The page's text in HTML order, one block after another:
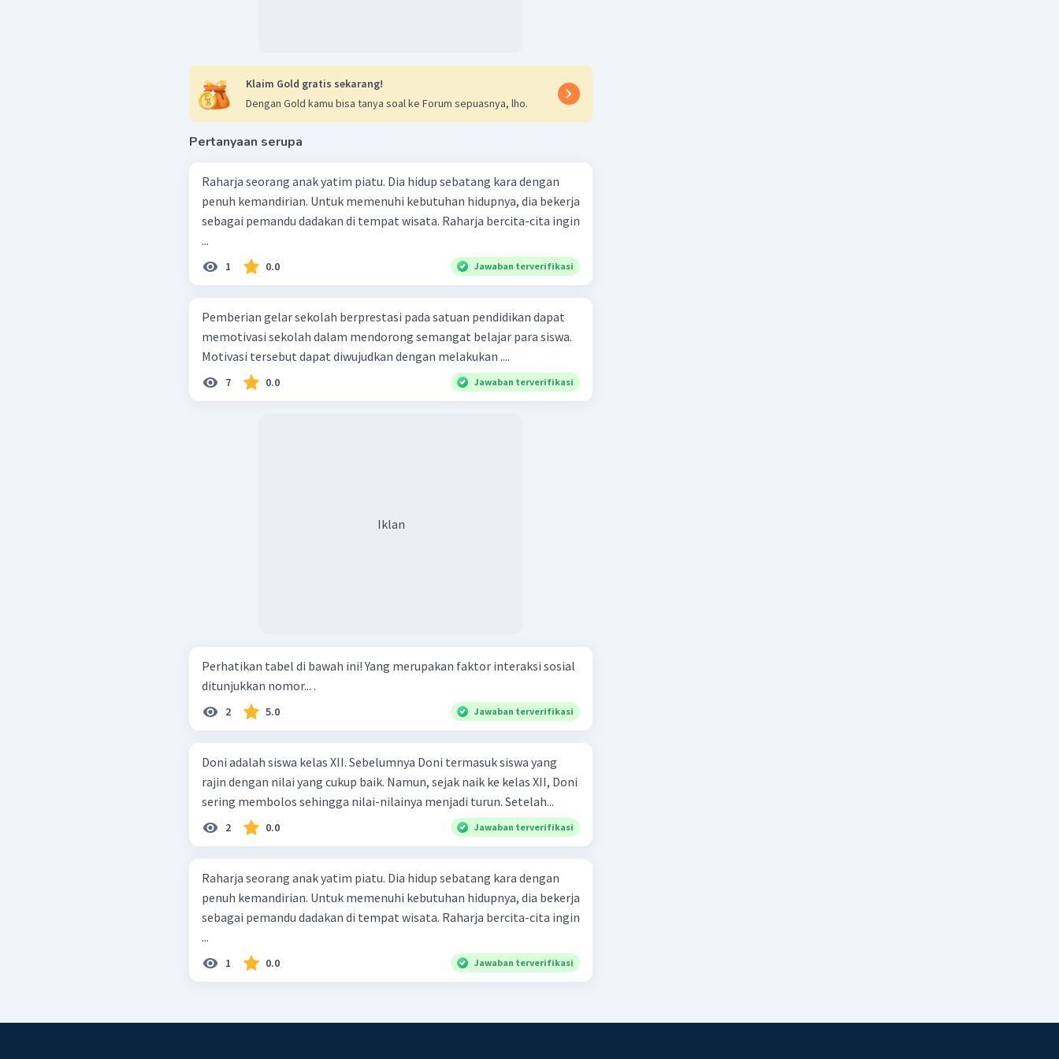
Klaim Gold gratis sekarang!
Dengan Gold kamu bisa tanya soal ke Forum sepuasnya, lho.
Pertanyaan serupa
Raharja seorang anak yatim piatu. Dia hidup sebatang kara dengan
penuh kemandirian. Untuk memenuhi kebutuhan hidupnya, dia bekerja
sebagai pemandu dadakan di tempat wisata. Raharja bercita-cita ingin
...
1 0.0 Jawaban terverifikasi
Pemberian gelar sekolah berprestasi pada satuan pendidikan dapat
memotivasi sekolah dalam mendorong semangat belajar para siswa.
Motivasi tersebut dapat diwujudkan dengan melakukan ....
7 0.0 Jawaban terverifikasi
Iklan
Perhatikan tabel di bawah ini! Yang merupakan faktor interaksi sosial
ditunjukkan nomor... .
2 5.0 Jawaban terverifikasi
Doni adalah siswa kelas XII. Sebelumnya Doni termasuk siswa yang
rajin dengan nilai yang cukup baik. Namun, sejak naik ke kelas XII, Doni
sering membolos sehingga nilai-nilainya menjadi turun. Setelah...
2 0.0 Jawaban terverifikasi
Raharja seorang anak yatim piatu. Dia hidup sebatang kara dengan
penuh kemandirian. Untuk memenuhi kebutuhan hidupnya, dia bekerja
sebagai pemandu dadakan di tempat wisata. Raharja bercita-cita ingin
...
1 0.0 Jawaban terverifikasi